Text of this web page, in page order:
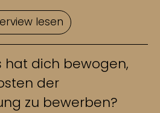
lesen
hat dich bewogen,
der
zu bewerben?